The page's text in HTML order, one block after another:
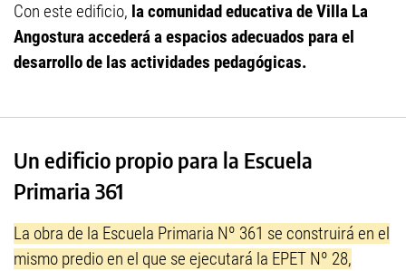
Con este edificio, la comunidad educativa de Villa La
Angostura accederá a espacios adecuados para el
desarrollo de las actividades pedagógicas.
Un edificio propio para la Escuela
Primaria 361
La obra de la Escuela Primaria Nº 361 se construirá en el
mismo predio en el que se ejecutará la EPET Nº 28,